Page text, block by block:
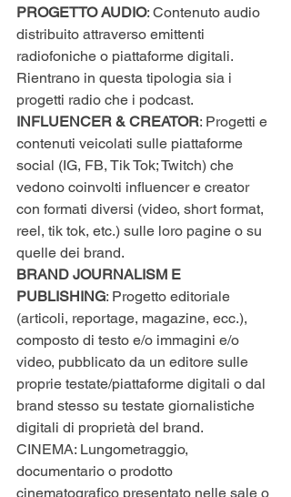
PROGETTO AUDIO: Contenuto audio
distribuito attraverso emittenti
radiofoniche o piattaforme digitali.
Rientrano in questa tipologia sia i
progetti radio che i podcast.
INFLUENCER & CREATOR: Progetti e
contenuti veicolati sulle piattaforme
social (IG, FB, Tik Tok; Twitch) che
vedono coinvolti influencer e creator
con formati diversi (video, short format,
reel, tik tok, etc.) sulle loro pagine o su
quelle dei brand.
BRAND JOURNALISM E
PUBLISHING: Progetto editoriale
(articoli, reportage, magazine, ecc.),
composto di testo e/o immagini e/o
video, pubblicato da un editore sulle
proprie testate/piattaforme digitali o dal
brand stesso su testate giornalistiche
digitali di proprietà del brand.
CINEMA: Lungometraggio,
documentario o prodotto
cinematograﬁco presentato nelle sale o